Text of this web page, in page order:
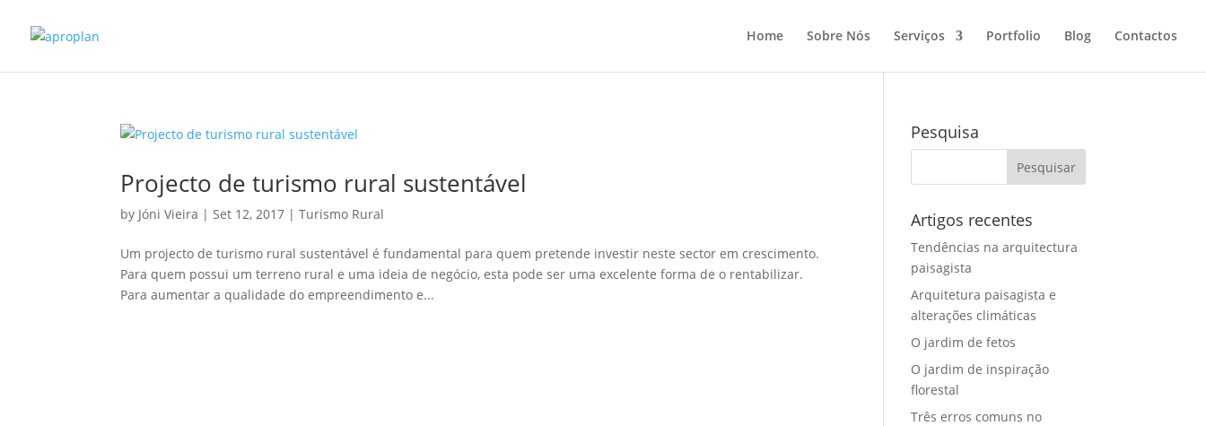
Home Sobre Nós Serviços Portfolio Blog Contactos
Projecto de turismo rural sustentável
by Jóni Vieira |Set 12, 2017 |Turismo Rural
Um projecto de turismo rural sustentável é fundamental para quem pretende investir neste sector em crescimento.
Para quem possui um terreno rural e uma ideia de negócio, esta pode ser uma excelente forma de o rentabilizar.
Para aumentar a qualidade do empreendimento e...
Pesquisa
Artigos recentes
Tendências na arquitectura
paisagista
Arquitetura paisagista e
alterações climáticas
O jardim de fetos
O jardim de inspiração
florestal
Três erros comuns no